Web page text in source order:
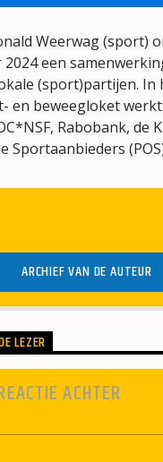
CRAZY
Weerwag (sport)
een
(sport)partijen. In
en beweegloket
Rabobank, de
Sportaanbieders
ARCHIEF VAN DE AUTEUR
LEZER
ACHTER